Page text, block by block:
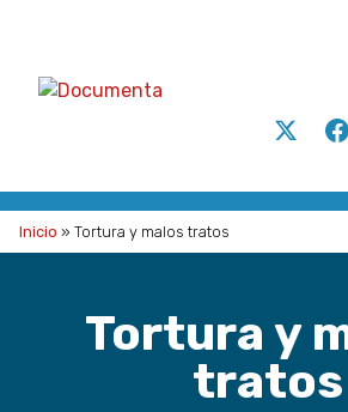
acción
para
la
social
Twitter
Inicio » Tortura y malos tratos
Tortura y
tratos